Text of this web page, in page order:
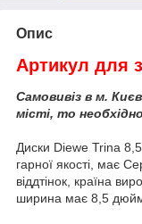
Опис
Артикул для
Самовивіз в м.
місті, то
Диски Diewe Trina
гарної якості, має
віддтінок, країна
ширина має 8,5